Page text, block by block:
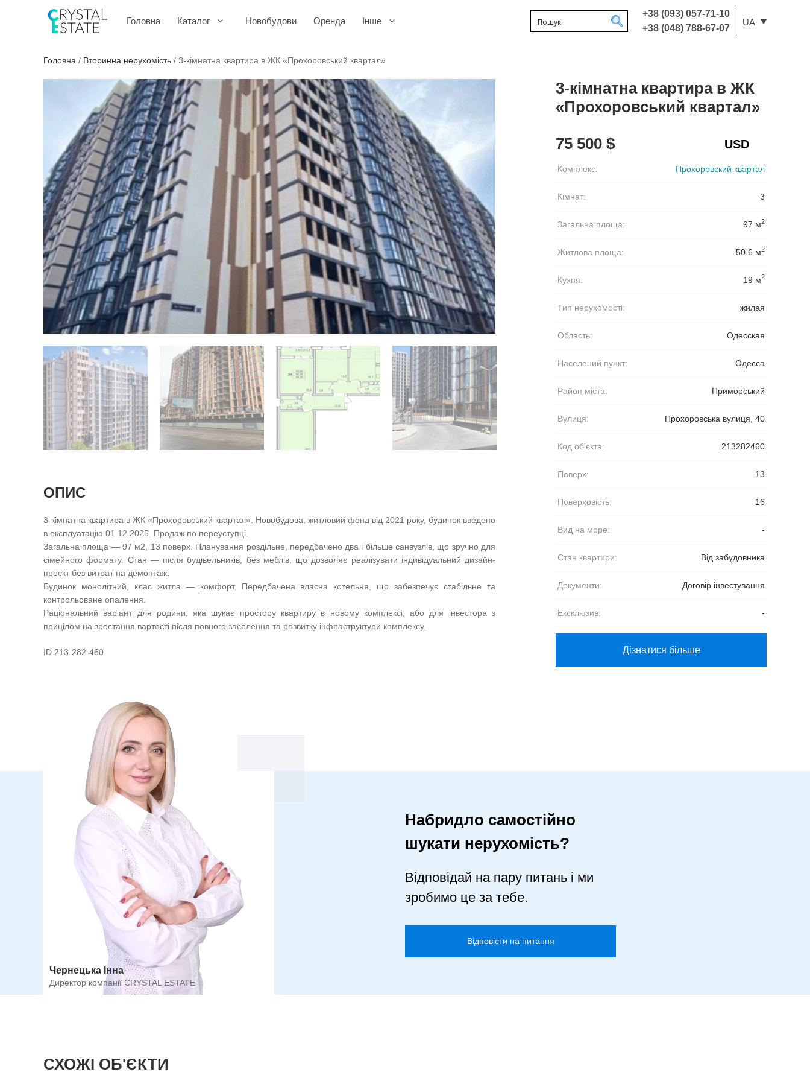
+38 (093) 057-71-10
+38 (048) 788-67-07
UA
Головна Каталог Новобудови Оренда Інше
Головна / Вторинна нерухомість / 3-кімнатна квартира в ЖК «Прохоровський квартал»
ОПИС
3-кімнатна квартира в ЖК «Прохоровський квартал». Новобудова, житловий фонд від 2021 року, будинок введено
в експлуатацію 01.12.2025. Продаж по переуступці.
Загальна площа — 97 м2, 13 поверх. Планування роздільне, передбачено два і більше санвузлів, що зручно для
сімейного формату. Стан — після будівельників, без меблів, що дозволяє реалізувати індивідуальний дизайн-
проєкт без витрат на демонтаж.
Будинок монолітний, клас житла — комфорт. Передбачена власна котельня, що забезпечує стабільне та
контрольоване опалення.
Раціональний варіант для родини, яка шукає простору квартиру в новому комплексі, або для інвестора з
прицілом на зростання вартості після повного заселення та розвитку інфраструктури комплексу.
ID 213-282-460
3-кімнатна квартира в ЖК
«Прохоровський квартал»
75 500 $
Комплекс: Прохоровский квартал
Кімнат: 3
Загальна площа: 97 м2
Житлова площа: 50.6 м2
Кухня: 19 м2
Тип нерухомості: жилая
Область: Одесская
Населений пункт: Одесса
Район міста: Приморський
Вулиця: Прохоровська вулиця, 40
Код об'єкта: 213282460
Поверх: 13
Поверховість: 16
Вид на море: -
Стан квартири: Від забудовника
Документи: Договір інвестування
Ексклюзив: -
Дізнатися більше
Чернецька Інна
Директор компанії CRYSTAL ESTATE
Набридло самостійно
шукати нерухомість?
Відповідай на пару питань і ми
зробимо це за тебе.
Відповісти на питання
СХОЖІ ОБ'ЄКТИ